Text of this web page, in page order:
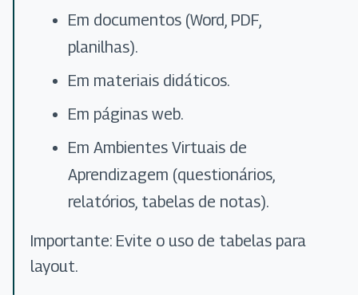
Em documentos (Word, PDF,
planilhas).
Em materiais didáticos.
Em páginas web.
Em Ambientes Virtuais de
Aprendizagem (questionários,
relatórios, tabelas de notas).
Importante: Evite o uso de tabelas para
layout.